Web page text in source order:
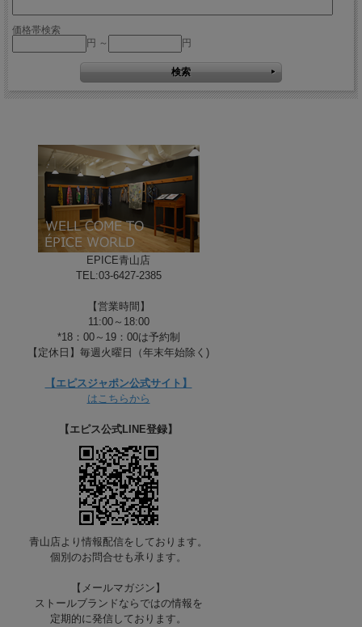
価格帯検索
円 ～
円
EPICE青山店
TEL:03-6427-2385
【営業時間】
11:00～18:00
*18：00～19：00は予約制
【定休日】毎週火曜日（年末年始除く)
【エピスジャポン公式サイト】
はこちらから
【エピス公式LINE登録】
青山店より情報配信をしております。
個別のお問合せも承ります。
【メールマガジン】
ストールブランドならではの情報を
定期的に発信しております。